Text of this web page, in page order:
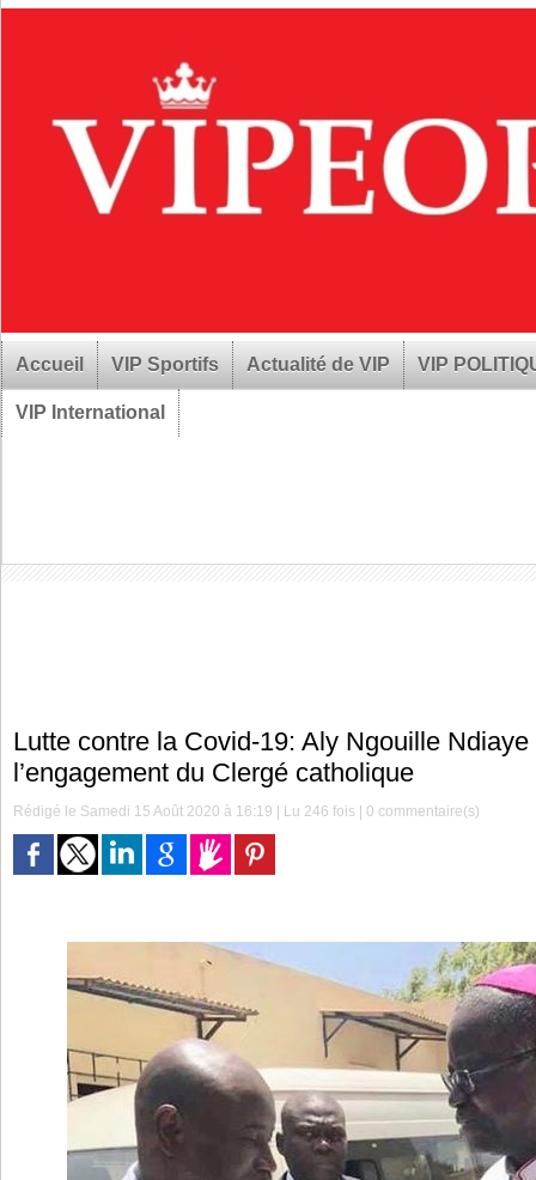
Accueil VIP Sportifs Actualité de VIP VIP
VIP International
Lutte contre la Covid-19: Aly Ngouille
l’engagement du Clergé catholique
Rédigé le Samedi 15 Août 2020 à 16:19 | Lu 246 fois |0 commentaire(s)